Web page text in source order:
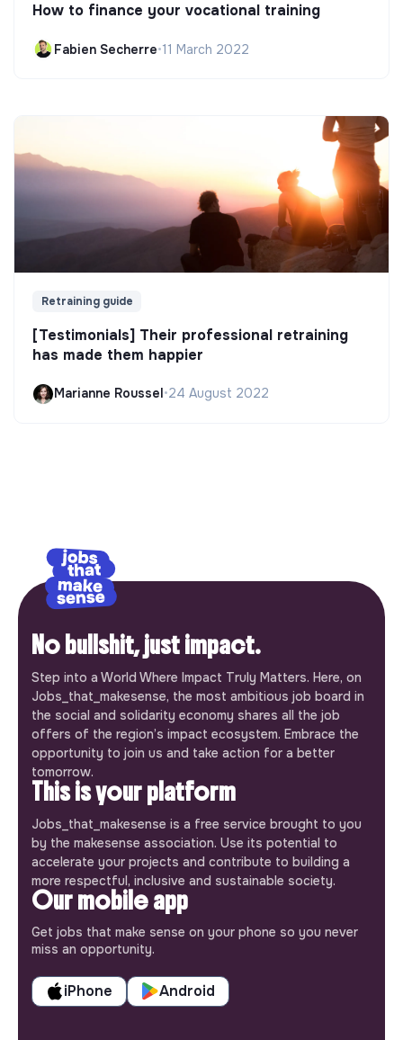
How to finance your vocational training
Fabien Secherre•11 March 2022
Retraining guide
[Testimonials] Their professional retraining
has made them happier
Marianne Roussel •24 August 2022
No bullshit, just impact.
Step into a World Where Impact Truly Matters. Here, on
Jobs_that_makesense, the most ambitious job board in
the social and solidarity economy shares all the job
offers of the region’s impact ecosystem. Embrace the
opportunity to join us and take action for a better
tomorrow.
This is your platform
Jobs_that_makesense is a free service brought to you
by the makesense association. Use its potential to
accelerate your projects and contribute to building a
more respectful, inclusive and sustainable society.
Our mobile app
Get jobs that make sense on your phone so you never
miss an opportunity.
iPhone Android